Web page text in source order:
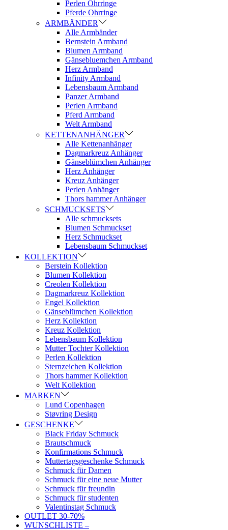
Perlen Ohrringe
Pferde Ohrringe
ARMBÄNDER
Alle Armbänder
Bernstein Armband
Blumen Armband
Gänsebluemchen Armband
Herz Armband
Infinity Armband
Lebensbaum Armband
Panzer Armband
Perlen Armband
Pferd Armband
Welt Armband
KETTENANHÄNGER
Alle Kettenanhänger
Dagmarkreuz Anhänger
Gänseblümchen Anhänger
Herz Anhänger
Kreuz Anhänger
Perlen Anhänger
Thors hammer Anhänger
SCHMUCKSETS
Alle schmucksets
Blumen Schmuckset
Herz Schmuckset
Lebensbaum Schmuckset
KOLLEKTION
Berstein Kollektion
Blumen Kollektion
Creolen Kollektion
Dagmarkreuz Kollektion
Engel Kollektion
Gänseblümchen Kollektion
Herz Kollektion
Kreuz Kollektion
Lebensbaum Kollektion
Mutter Tochter Kollektion
Perlen Kollektion
Sternzeichen Kollektion
Thors hammer Kollektion
Welt Kollektion
MARKEN
Lund Copenhagen
Støvring Design
GESCHENKE
Black Friday Schmuck
Brautschmuck
Konfirmations Schmuck
Muttertagsgeschenke Schmuck
Schmuck für Damen
Schmuck für eine neue Mutter
Schmuck für freundin
Schmuck für studenten
Valentinstag Schmuck
OUTLET 30-70%
WUNSCHLISTE –